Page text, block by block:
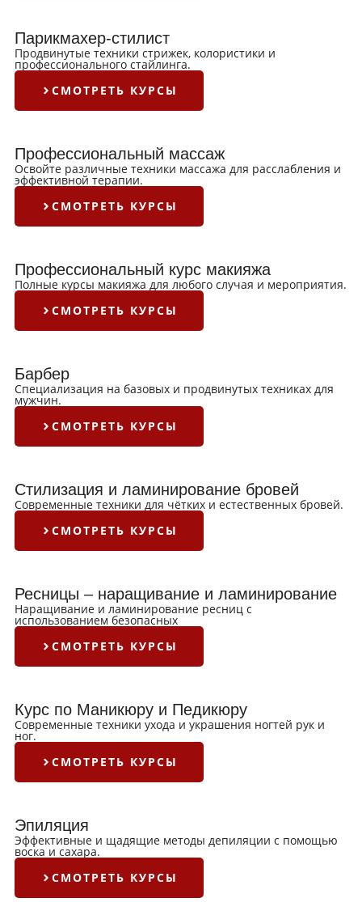
Парикмахер-стилист
Продвинутые техники стрижек, колористики и
профессионального стайлинга.
СМОТРЕТЬ КУРСЫ
Профессиональный массаж
Освойте различные техники массажа для расслабления и
эффективной терапии.
СМОТРЕТЬ КУРСЫ
Профессиональный курс макияжа
Полные курсы макияжа для любого случая и мероприятия.
СМОТРЕТЬ КУРСЫ
Барбер
Специализация на базовых и продвинутых техниках для
мужчин.
СМОТРЕТЬ КУРСЫ
Стилизация и ламинирование бровей
Современные техники для чётких и естественных бровей.
СМОТРЕТЬ КУРСЫ
Ресницы – наращивание и ламинирование
Наращивание и ламинирование ресниц с
использованием безопасных
СМОТРЕТЬ КУРСЫ
Курс по Маникюру и Педикюру
Современные техники ухода и украшения ногтей рук и
ног.
СМОТРЕТЬ КУРСЫ
Эпиляция
Эффективные и щадящие методы депиляции с помощью
воска и сахара.
СМОТРЕТЬ КУРСЫ